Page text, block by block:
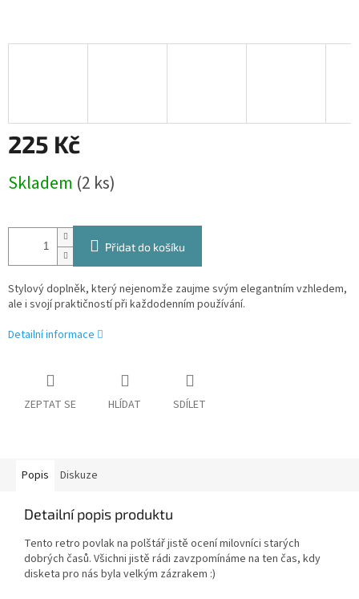
225 Kč
cena:
Skladem (2 ks)
Přidat do košíku
Stylový doplněk, který nejenomže zaujme svým elegantním vzhledem,
ale i svojí praktičností při každodenním používání.
Detailní informace
ZEPTAT SE HLÍDAT SDÍLET
Popis Diskuze
Detailní popis produktu
Tento retro povlak na polštář jistě ocení milovníci starých
dobrých časů. Všichni jistě rádi zavzpomínáme na ten čas, kdy
disketa pro nás byla velkým zázrakem :)